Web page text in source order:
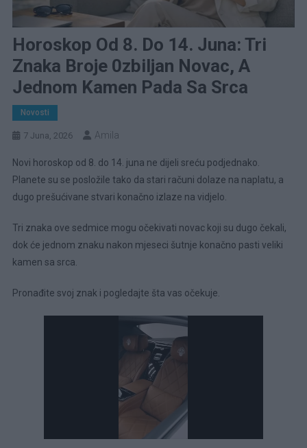
Horoskop Od 8. Do 14. Juna: Tri
Znaka Broje 0zbiljan Novac, A
Jednom Kamen Pada Sa Srca
Novosti
7 Juna, 2026 Amila
Novi horoskop od 8. do 14. juna ne dijeli sreću podjednako.
Planete su se posložile tako da stari računi dolaze na naplatu, a
dugo prešućivane stvari konačno izlaze na vidjelo.
Tri znaka ove sedmice mogu očekivati novac koji su dugo čekali,
dok će jednom znaku nakon mjeseci šutnje konačno pasti veliki
kamen sa srca.
Pronađite svoj znak i pogledajte šta vas očekuje.